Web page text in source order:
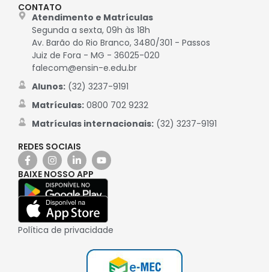
CONTATO
Atendimento e Matrículas
Segunda a sexta, 09h às 18h
Av. Barão do Rio Branco, 3480/301 - Passos
Juiz de Fora - MG - 36025-020
falecom@ensin-e.edu.br
Alunos:(32) 3237-9191
Matrículas:0800 702 9232
Matrículas internacionais:(32) 3237-9191
REDES SOCIAIS
BAIXE NOSSO APP
Política de privacidade